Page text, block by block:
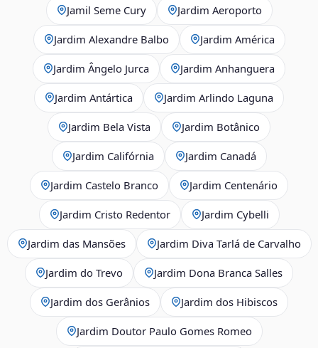
Jamil Seme Cury Jardim Aeroporto
Jardim Alexandre Balbo Jardim América
Jardim Ângelo Jurca Jardim Anhanguera
Jardim Antártica Jardim Arlindo Laguna
Jardim Bela Vista Jardim Botânico
Jardim Califórnia Jardim Canadá
Jardim Castelo Branco Jardim Centenário
Jardim Cristo Redentor Jardim Cybelli
Jardim das Mansões Jardim Diva Tarlá de Carvalho
Jardim do Trevo Jardim Dona Branca Salles
Jardim dos Gerânios Jardim dos Hibiscos
Jardim Doutor Paulo Gomes Romeo